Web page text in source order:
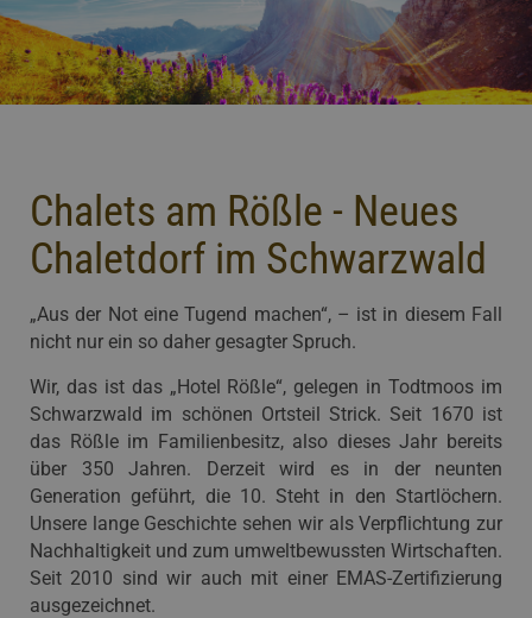
Chalets am Rößle - Neues
Chaletdorf im Schwarzwald
„Aus der Not eine Tugend machen“, – ist in diesem Fall
nicht nur ein so daher gesagter Spruch.
Wir, das ist das „Hotel Rößle“, gelegen in Todtmoos im
Schwarzwald im schönen Ortsteil Strick. Seit 1670 ist
das Rößle im Familienbesitz, also dieses Jahr bereits
über 350 Jahren. Derzeit wird es in der neunten
Generation geführt, die 10. Steht in den Startlöchern.
Unsere lange Geschichte sehen wir als Verpflichtung zur
Nachhaltigkeit und zum umweltbewussten Wirtschaften.
Seit 2010 sind wir auch mit einer EMAS-Zertifizierung
ausgezeichnet.